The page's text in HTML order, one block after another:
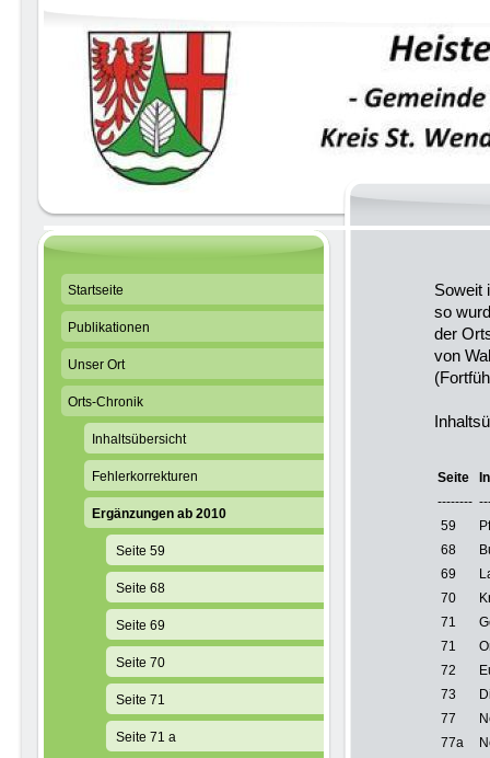
Soweit
so
der
von
Seite
--------
59
68
69
70
71
71
72
73
77
77a
Startseite
Publikationen
Unser Ort
Orts-Chronik
Inhaltsübersicht
Fehlerkorrekturen
Ergänzungen ab 2010
Seite 59
Seite 68
Seite 69
Seite 70
Seite 71
Seite 71 a